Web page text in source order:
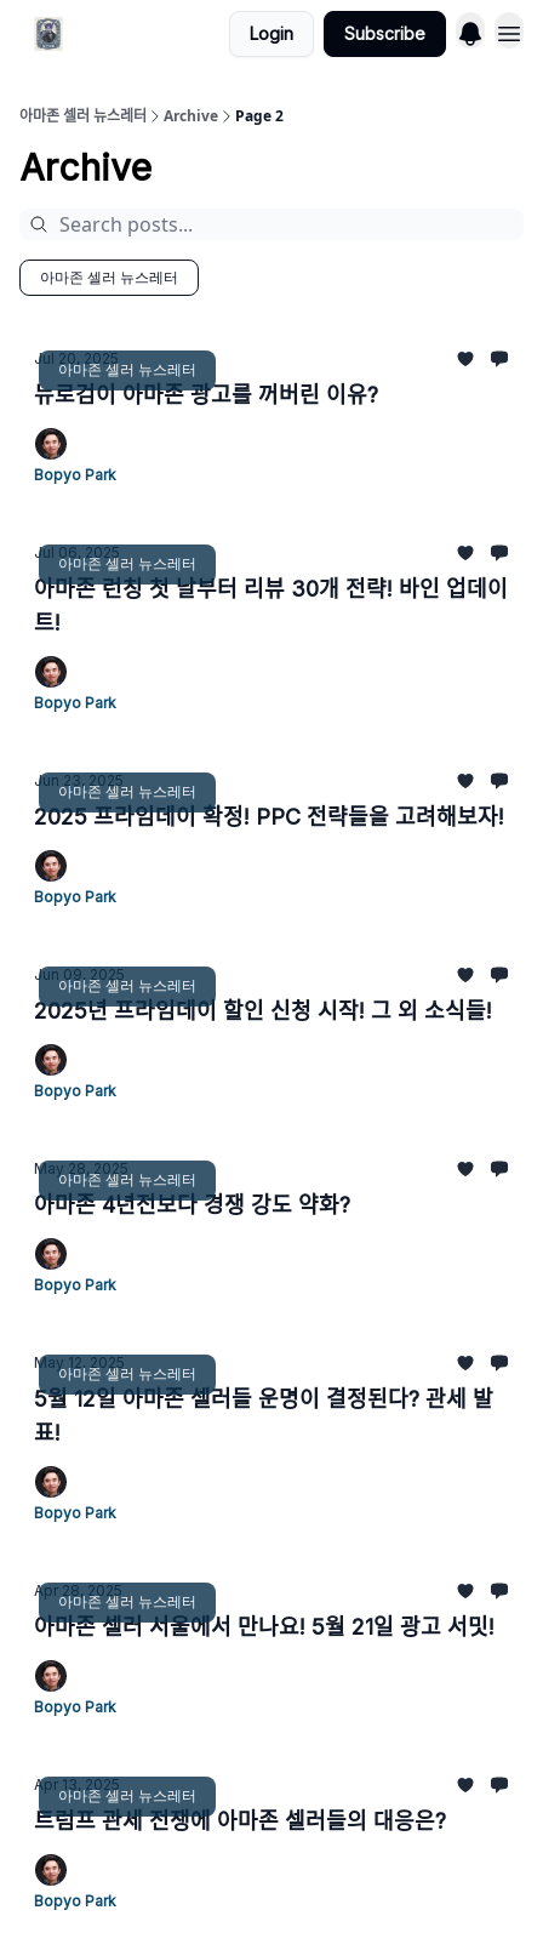
Login Subscribe
아마존 셀러 뉴스레터 Archive Page 2
Archive
아마존 셀러 뉴스레터
아마존 셀러 뉴스레터
Jul 20, 2025
뉴로검이 아마존 광고를 꺼버린 이유?
Bopyo Park
아마존 셀러 뉴스레터
Jul 06, 2025
아마존 런칭 첫 날부터 리뷰 30개 전략! 바인 업데이
트!
Bopyo Park
아마존 셀러 뉴스레터
Jun 23, 2025
2025 프라임데이 확정! PPC 전략들을 고려해보자!
Bopyo Park
아마존 셀러 뉴스레터
Jun 09, 2025
2025년 프라임데이 할인 신청 시작! 그 외 소식들!
Bopyo Park
아마존 셀러 뉴스레터
May 28, 2025
아마존 4년전보다 경쟁 강도 약화?
Bopyo Park
아마존 셀러 뉴스레터
May 12, 2025
5월 12일 아마존 셀러들 운명이 결정된다? 관세 발
표!
Bopyo Park
아마존 셀러 뉴스레터
Apr 28, 2025
아마존 셀러 서울에서 만나요! 5월 21일 광고 서밋!
Bopyo Park
아마존 셀러 뉴스레터
Apr 13, 2025
트럼프 관세 전쟁에 아마존 셀러들의 대응은?
Bopyo Park